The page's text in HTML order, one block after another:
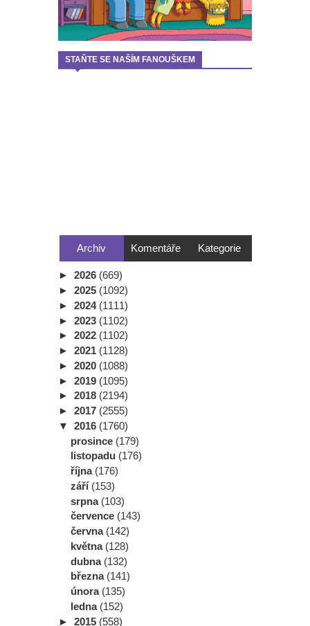
STAŇTE SE NAŠÍM FANOUŠKEM
Archiv Komentáře Kategorie
► 2026 (669)
► 2025 (1092)
► 2024 (1111)
► 2023 (1102)
► 2022 (1102)
► 2021 (1128)
► 2020 (1088)
► 2019 (1095)
► 2018 (2194)
► 2017 (2555)
▼ 2016 (1760)
prosince (179)
listopadu (176)
října (176)
září (153)
srpna (103)
července (143)
června (142)
května (128)
dubna (132)
března (141)
února (135)
ledna (152)
► 2015 (558)